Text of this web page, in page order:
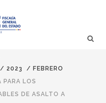
/ 2023 / FEBRERO
PARA LOS
DE ASALTO A